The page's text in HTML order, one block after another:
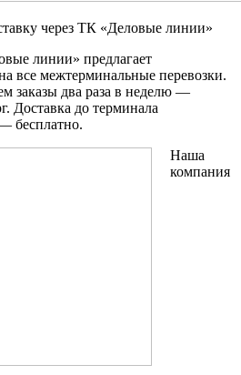
через ТК «Деловые линии»
линии» предлагает
все межтерминальные перевозки.
заказы два раза в неделю —
Доставка до терминала
бесплатно.
Наша
компания